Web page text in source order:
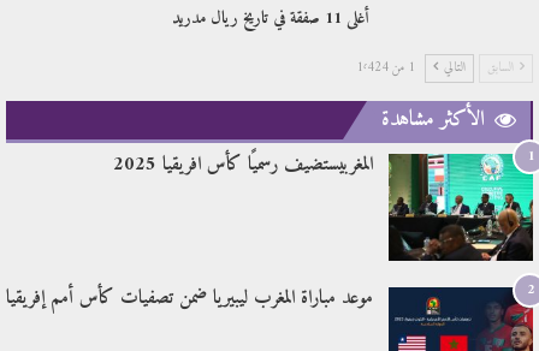
أغلى 11 صفقة في تاريخ ريال مدريد
السابق التالي 1 من 1٬424
الأكثر مشاهدة
1 المغربيستضيف رسميًا كأس افريقيا 2025
2 موعد مباراة المغرب ليبيريا ضمن تصفيات كأس أمم إفريقيا